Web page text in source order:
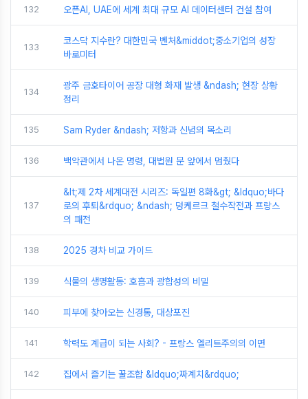
132 오픈AI, UAE에 세계 최대 규모 AI 데이터센터 건설 참여
133
코스닥 지수란? 대한민국 벤처&middot;중소기업의 성장
바로미터
134
광주 금호타이어 공장 대형 화재 발생 &ndash; 현장 상황
정리
135 Sam Ryder &ndash; 저항과 신념의 목소리
136 백악관에서 나온 명령, 대법원 문 앞에서 멈췄다
137
&lt;제 2차 세계대전 시리즈: 독일편 8화&gt; &ldquo;바다
로의 후퇴&rdquo; &ndash; 덩케르크 철수작전과 프랑스
의 패전
138 2025 경차 비교 가이드
139 식물의 생명활동: 호흡과 광합성의 비밀
140 피부에 찾아오는 신경통, 대상포진
141 학력도 계급이 되는 사회? - 프랑스 엘리트주의의 이면
142 집에서 즐기는 꿀조합 &ldquo;짜계치&rdquo;